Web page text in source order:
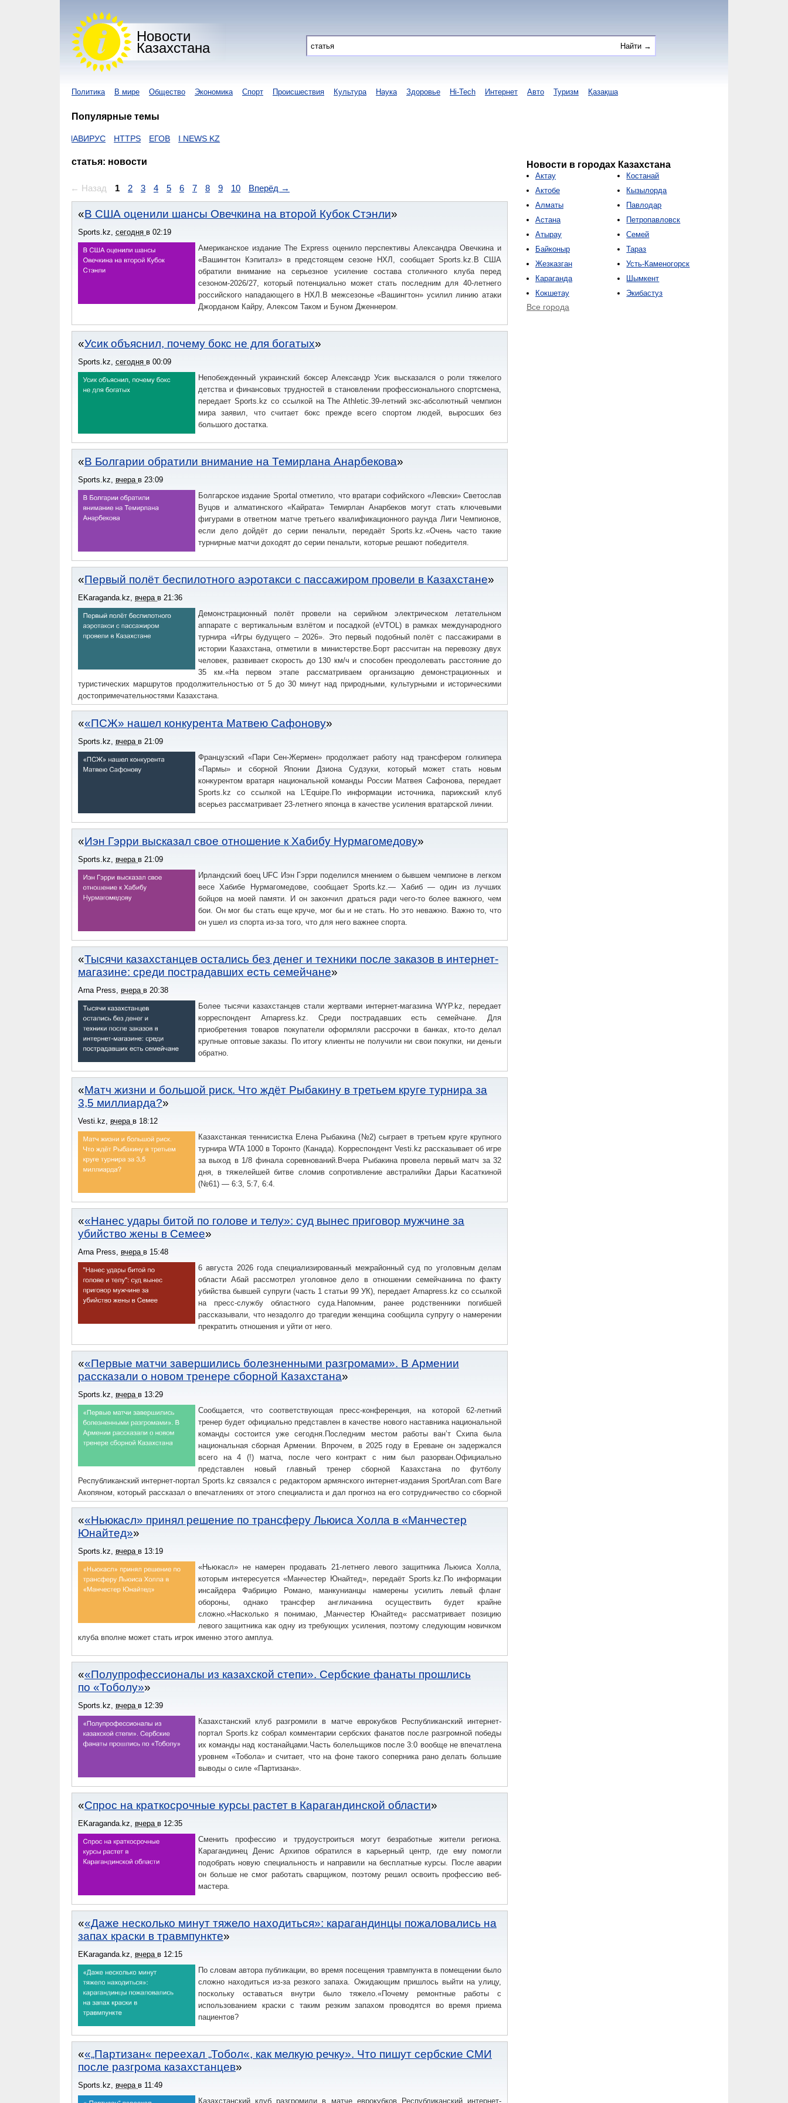
Новости
Казахстана
Политика В мире Общество Экономика Спорт Происшествия Культура Наука Здоровье Hi-Tech Интернет Авто Туризм Қазақша
Популярные темы
КОРОНАВИРУС HTTPS ЕГОВ I NEWS KZ
статья: новости
← Назад 1 2 3 4 5 6 7 8 9 10 Вперёд →
В США оценили шансы Овечкина на второй Кубок Стэнли
Sports.kz, сегодня в 02:19
Американское издание The Express оценило перспективы Александра Овечкина и
«Вашингтон Кэпиталз» в предстоящем сезоне НХЛ, сообщает Sports.kz.В США
обратили внимание на серьезное усиление состава столичного клуба перед
сезоном-2026/27, который потенциально может стать последним для 40-летнего
российского нападающего в НХЛ.В межсезонье «Вашингтон» усилил линию атаки
Джорданом Кайру, Алексом Таком и Буном Дженнером.
Усик объяснил, почему бокс не для богатых
Sports.kz, сегодня в 00:09
Непобежденный украинский боксер Александр Усик высказался о роли тяжелого
детства и финансовых трудностей в становлении профессионального спортсмена,
передает Sports.kz со ссылкой на The Athletic.39-летний экс-абсолютный чемпион
мира заявил, что считает бокс прежде всего спортом людей, выросших без
большого достатка.
В Болгарии обратили внимание на Темирлана Анарбекова
Sports.kz, вчера в 23:09
Болгарское издание Sportal отметило, что вратари софийского «Левски» Светослав
Вуцов и алматинского «Кайрата» Темирлан Анарбеков могут стать ключевыми
фигурами в ответном матче третьего квалификационного раунда Лиги Чемпионов,
если дело дойдёт до серии пенальти, передаёт Sports.kz.«Очень часто такие
турнирные матчи доходят до серии пенальти, которые решают победителя.
Первый полёт беспилотного аэротакси с пассажиром провели в Казахстане
EKaraganda.kz, вчера в 21:36
Демонстрационный полёт провели на серийном электрическом летательном
аппарате с вертикальным взлётом и посадкой (eVTOL) в рамках международного
турнира «Игры будущего – 2026». Это первый подобный полёт с пассажирами в
истории Казахстана, отметили в министерстве.Борт рассчитан на перевозку двух
человек, развивает скорость до 130 км/ч и способен преодолевать расстояние до
35 км.«На первом этапе рассматриваем организацию демонстрационных и
туристических маршрутов продолжительностью от 5 до 30 минут над природными, культурными и историческими
достопримечательностями Казахстана.
«ПСЖ» нашел конкурента Матвею Сафонову
Sports.kz, вчера в 21:09
Французский «Пари Сен-Жермен» продолжает работу над трансфером голкипера
«Пармы» и сборной Японии Дзиона Судзуки, который может стать новым
конкурентом вратаря национальной команды России Матвея Сафонова, передает
Sports.kz со ссылкой на L’Equipe.По информации источника, парижский клуб
всерьез рассматривает 23-летнего японца в качестве усиления вратарской линии.
Иэн Гэрри высказал свое отношение к Хабибу Нурмагомедову
Sports.kz, вчера в 21:09
Ирландский боец UFC Иэн Гэрри поделился мнением о бывшем чемпионе в легком
весе Хабибе Нурмагомедове, сообщает Sports.kz.— Хабиб — один из лучших
бойцов на моей памяти. И он закончил драться ради чего-то более важного, чем
бои. Он мог бы стать еще круче, мог бы и не стать. Но это неважно. Важно то, что
он ушел из спорта из-за того, что для него важнее спорта.
Тысячи казахстанцев остались без денег и техники после заказов в интернет-
магазине: среди пострадавших есть семейчане
Arna Press, вчера в 20:38
Более тысячи казахстанцев стали жертвами интернет-магазина WYP.kz, передает
корреспондент Arnapress.kz. Среди пострадавших есть семейчане. Для
приобретения товаров покупатели оформляли рассрочки в банках, кто-то делал
крупные оптовые заказы. По итогу клиенты не получили ни свои покупки, ни деньги
обратно.
Матч жизни и большой риск. Что ждёт Рыбакину в третьем круге турнира за
3,5 миллиарда?
Vesti.kz, вчера в 18:12
Казахстанкая теннисистка Елена Рыбакина (№2) сыграет в третьем круге крупного
турнира WTA 1000 в Торонто (Канада). Корреспондент Vesti.kz рассказывает об игре
за выход в 1/8 финала соревнований.Вчера Рыбакина провела первый матч за 32
дня, в тяжелейшей битве сломив сопротивление австралийки Дарьи Касаткиной
(№61) — 6:3, 5:7, 6:4.
«Нанес удары битой по голове и телу»: суд вынес приговор мужчине за
убийство жены в Семее
Arna Press, вчера в 15:48
6 августа 2026 года специализированный межрайонный суд по уголовным делам
области Абай рассмотрел уголовное дело в отношении семейчанина по факту
убийства бывшей супруги (часть 1 статьи 99 УК), передает Arnapress.kz со ссылкой
на пресс-службу областного суда.Напомним, ранее родственники погибшей
рассказывали, что незадолго до трагедии женщина сообщила супругу о намерении
прекратить отношения и уйти от него.
«Первые матчи завершились болезненными разгромами». В Армении
рассказали о новом тренере сборной Казахстана
Sports.kz, вчера в 13:29
Сообщается, что соответствующая пресс-конференция, на которой 62-летний
тренер будет официально представлен в качестве нового наставника национальной
команды состоится уже сегодня.Последним местом работы ван’т Схипа была
национальная сборная Армении. Впрочем, в 2025 году в Ереване он задержался
всего на 4 (!) матча, после чего контракт с ним был разорван.Официально
представлен новый главный тренер сборной Казахстана по футболу
Республиканский интернет-портал Sports.kz связался с редактором армянского интернет-издания SportAran.com Ваге
Акопяном, который рассказал о впечатлениях от этого специалиста и дал прогноз на его сотрудничество со сборной
Казахстана.— Ваге, расскажите в целом о своих впечатлениях от уровня этого специалиста.
«Ньюкасл» принял решение по трансферу Льюиса Холла в «Манчестер
Юнайтед»
Sports.kz, вчера в 13:19
«Ньюкасл» не намерен продавать 21-летнего левого защитника Льюиса Холла,
которым интересуется «Манчестер Юнайтед», передаёт Sports.kz.По информации
инсайдера Фабрицио Романо, манкунианцы намерены усилить левый фланг
обороны, однако трансфер англичанина осуществить будет крайне
сложно.«Насколько я понимаю, „Манчестер Юнайтед« рассматривает позицию
левого защитника как одну из требующих усиления, поэтому следующим новичком
клуба вполне может стать игрок именно этого амплуа.
«Полупрофессионалы из казахской степи». Сербские фанаты прошлись
по «Тоболу»
Sports.kz, вчера в 12:39
Казахстанский клуб разгромили в матче еврокубков Республиканский интернет-
портал Sports.kz собрал комментарии сербских фанатов после разгромной победы
их команды над костанайцами.Часть болельщиков после 3:0 вообще не впечатлена
уровнем «Тобола» и считает, что на фоне такого соперника рано делать большие
выводы о силе «Партизана».
Спрос на краткосрочные курсы растет в Карагандинской области
EKaraganda.kz, вчера в 12:35
Сменить профессию и трудоустроиться могут безработные жители региона.
Карагандинец Денис Архипов обратился в карьерный центр, где ему помогли
подобрать новую специальность и направили на бесплатные курсы. После аварии
он больше не смог работать сварщиком, поэтому решил освоить профессию веб-
мастера.
«Даже несколько минут тяжело находиться»: карагандинцы пожаловались на
запах краски в травмпункте
EKaraganda.kz, вчера в 12:15
По словам автора публикации, во время посещения травмпункта в помещении было
сложно находиться из-за резкого запаха. Ожидающим пришлось выйти на улицу,
поскольку оставаться внутри было тяжело.«Почему ремонтные работы с
использованием краски с таким резким запахом проводятся во время приема
пациентов?
«„Партизан« переехал „Тобол«, как мелкую речку». Что пишут сербские СМИ
после разгрома казахстанцев
Sports.kz, вчера в 11:49
Казахстанский клуб разгромили в матче еврокубков Республиканский интернет-
Новости в городах Казахстана
Актау
Актобе
Алматы
Астана
Атырау
Байконыр
Жезказган
Караганда
Кокшетау
Костанай
Кызылорда
Павлодар
Петропавловск
Семей
Тараз
Усть-Каменогорск
Шымкент
Экибастуз
Все города